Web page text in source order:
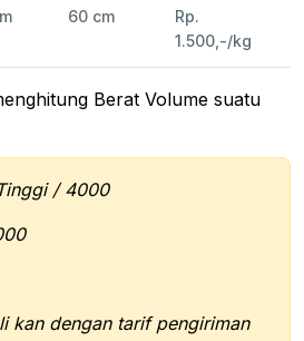
60 cm
Rp.
1.500,-/kg
Berat Volume suatu
/ 4000
kan dengan tarif pengiriman